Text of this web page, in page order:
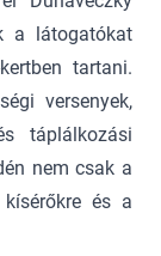
a látogatókat
tartani.
versenyek,
táplálkozási
nem csak a
és a